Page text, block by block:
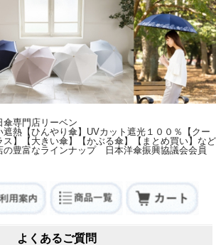
傘専門店リーベン
遮熱【ひんやり傘】UVカット遮光１００％【クー
ス】【大きい傘】【かぶる傘】【まとめ買い】など
の豊富なラインナップ 日本洋傘振興協議会会員
よくあるご質問